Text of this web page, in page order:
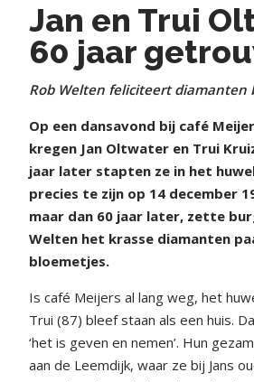
Jan en Trui
60 jaar
Rob Welten feliciteert diamanten
Op een dansavond bij café
kregen Jan Oltwater en Trui
jaar later stapten ze in het
precies te zijn op 14 december
maar dan 60 jaar later, zette
Welten het krasse diamanten
bloemetjes.
Is café Meijers al lang weg, het
Trui (87) bleef staan als een huis.
‘het is geven en nemen’. Hun
aan de Leemdijk, waar ze bij Jans